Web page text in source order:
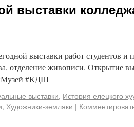
выставки
выставки работ студентов и
отделение живописи. Открытие
#КДШ
выставки, История елецкого
, Художники-земляки |